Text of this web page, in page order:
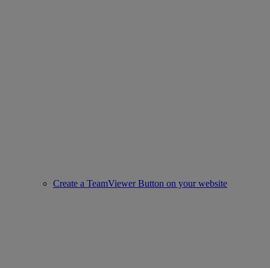
Create a TeamViewer Button on your website